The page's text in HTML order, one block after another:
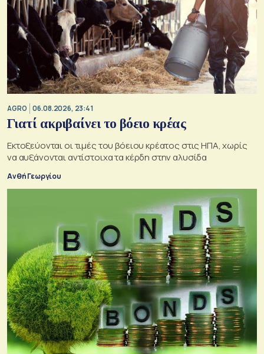
AGRO 06.08.2026, 23:41
Γιατί ακριβαίνει το βόειο κρέας
Εκτοξεύονται οι τιμές του βόειου κρέατος στις ΗΠΑ, χωρίς
να αυξάνονται αντίστοιχα τα κέρδη στην αλυσίδα
Ανθή Γεωργίου